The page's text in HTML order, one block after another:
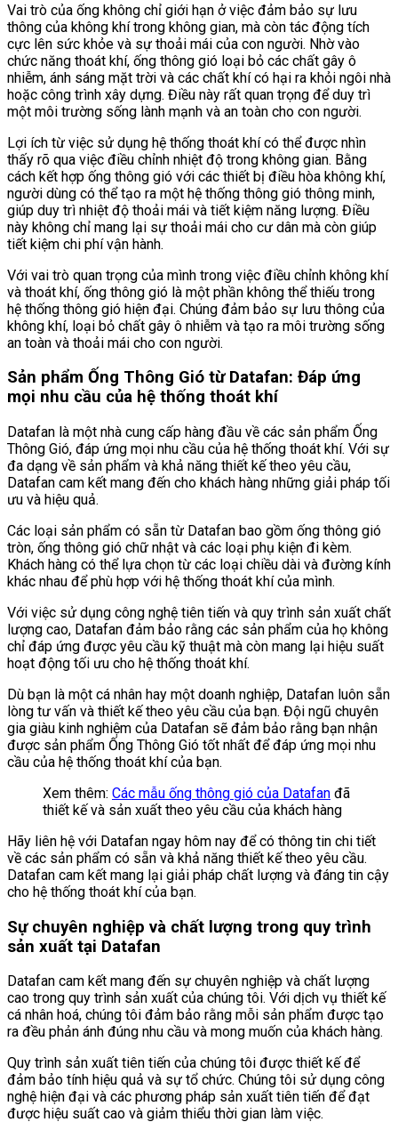
Vai trò của ống không chỉ giới hạn ở việc đảm bảo sự lưu
thông của không khí trong không gian, mà còn tác động tích
cực lên sức khỏe và sự thoải mái của con người. Nhờ vào
chức năng thoát khí, ống thông gió loại bỏ các chất gây ô
nhiễm, ánh sáng mặt trời và các chất khí có hại ra khỏi ngôi nhà
hoặc công trình xây dựng. Điều này rất quan trọng để duy trì
một môi trường sống lành mạnh và an toàn cho con người.
Lợi ích từ việc sử dụng hệ thống thoát khí có thể được nhìn
thấy rõ qua việc điều chỉnh nhiệt độ trong không gian. Bằng
cách kết hợp ống thông gió với các thiết bị điều hòa không khí,
người dùng có thể tạo ra một hệ thống thông gió thông minh,
giúp duy trì nhiệt độ thoải mái và tiết kiệm năng lượng. Điều
này không chỉ mang lại sự thoải mái cho cư dân mà còn giúp
tiết kiệm chi phí vận hành.
Với vai trò quan trọng của mình trong việc điều chỉnh không khí
và thoát khí, ống thông gió là một phần không thể thiếu trong
hệ thống thông gió hiện đại. Chúng đảm bảo sự lưu thông của
không khí, loại bỏ chất gây ô nhiễm và tạo ra môi trường sống
an toàn và thoải mái cho con người.
Sản phẩm Ống Thông Gió từ Datafan: Đáp ứng
mọi nhu cầu của hệ thống thoát khí
Datafan là một nhà cung cấp hàng đầu về các sản phẩm Ống
Thông Gió, đáp ứng mọi nhu cầu của hệ thống thoát khí. Với sự
đa dạng về sản phẩm và khả năng thiết kế theo yêu cầu,
Datafan cam kết mang đến cho khách hàng những giải pháp tối
ưu và hiệu quả.
Các loại sản phẩm có sẵn từ Datafan bao gồm ống thông gió
tròn, ống thông gió chữ nhật và các loại phụ kiện đi kèm.
Khách hàng có thể lựa chọn từ các loại chiều dài và đường kính
khác nhau để phù hợp với hệ thống thoát khí của mình.
Với việc sử dụng công nghệ tiên tiến và quy trình sản xuất chất
lượng cao, Datafan đảm bảo rằng các sản phẩm của họ không
chỉ đáp ứng được yêu cầu kỹ thuật mà còn mang lại hiệu suất
hoạt động tối ưu cho hệ thống thoát khí.
Dù bạn là một cá nhân hay một doanh nghiệp, Datafan luôn sẵn
lòng tư vấn và thiết kế theo yêu cầu của bạn. Đội ngũ chuyên
gia giàu kinh nghiệm của Datafan sẽ đảm bảo rằng bạn nhận
được sản phẩm Ống Thông Gió tốt nhất để đáp ứng mọi nhu
cầu của hệ thống thoát khí của bạn.
Xem thêm: Các mẫu ống thông gió của Datafan đã
thiết kế và sản xuất theo yêu cầu của khách hàng
Hãy liên hệ với Datafan ngay hôm nay để có thông tin chi tiết
về các sản phẩm có sẵn và khả năng thiết kế theo yêu cầu.
Datafan cam kết mang lại giải pháp chất lượng và đáng tin cậy
cho hệ thống thoát khí của bạn.
Sự chuyên nghiệp và chất lượng trong quy trình
sản xuất tại Datafan
Datafan cam kết mang đến sự chuyên nghiệp và chất lượng
cao trong quy trình sản xuất của chúng tôi. Với dịch vụ thiết kế
cá nhân hoá, chúng tôi đảm bảo rằng mỗi sản phẩm được tạo
ra đều phản ánh đúng nhu cầu và mong muốn của khách hàng.
Quy trình sản xuất tiên tiến của chúng tôi được thiết kế để
đảm bảo tính hiệu quả và sự tổ chức. Chúng tôi sử dụng công
nghệ hiện đại và các phương pháp sản xuất tiên tiến để đạt
được hiệu suất cao và giảm thiểu thời gian làm việc.